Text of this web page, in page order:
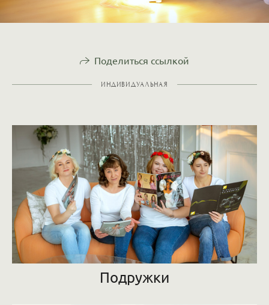
Поделиться ссылкой
ИНДИВИДУАЛЬНАЯ
Подружки